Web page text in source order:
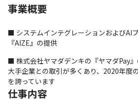
事業概要
■ システムインテグレーションおよびAI
『AIZE』の提供
■ 株式会社ヤマダデンキの『ヤマダPay』
大手企業との取引が多くあり、2020年度
を誇っています
仕事内容